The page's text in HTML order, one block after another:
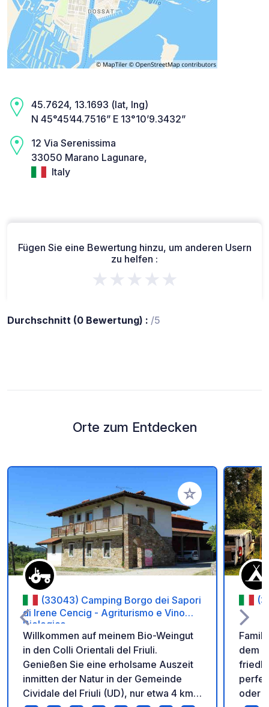
45.7624, 13.1693 (lat, lng)
N 45°45’44.7516” E 13°10’9.3432”
12 Via Serenissima
33050 Marano Lagunare,
Italy
Fügen Sie eine Bewertung hinzu, um anderen Usern
zu helfen :
★★★★★
Durchschnitt (0 Bewertung) : /5
Orte zum Entdecken
Zu Ihren Favoriten
(33043) Camping Borgo dei Sapori
di Irene Cencig - Agriturismo e Vino
Biologico
Willkommen auf meinem Bio-Weingut
in den Colli Orientali del Friuli.
Genießen Sie eine erholsame Auszeit
inmitten der Natur in der Gemeinde
Cividale del Friuli (UD), nur etwa 4 km
dem
oder